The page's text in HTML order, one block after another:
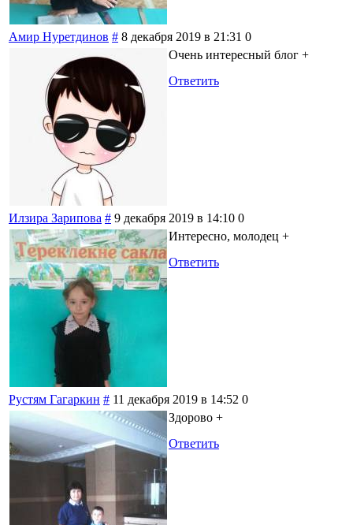
Амир Нуретдинов # 8 декабря 2019 в 21:31 0
Очень интересный блог +
Ответить
Илзира Зарипова # 9 декабря 2019 в 14:10 0
Интересно, молодец +
Ответить
Рустям Гагаркин # 11 декабря 2019 в 14:52 0
Здорово +
Ответить